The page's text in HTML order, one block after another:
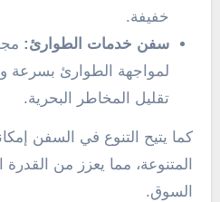
خفيفة.
سفن خدمات الطوارئ:
لمواجهة الطوارئ بسرعة
تقليل المخاطر البحرية.
كما يتيح التنوع في السفن
المتنوعة، مما يعزز من
السوق.